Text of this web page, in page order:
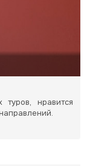
нравится